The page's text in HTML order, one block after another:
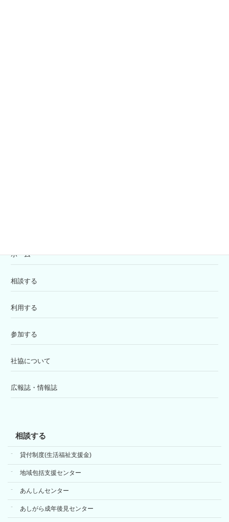
ホーム
相談する
利用する
参加する
社協について
広報誌・情報誌
相談する
貸付制度(生活福祉支援金)
地域包括支援センター
あんしんセンター
あしがら成年後見センター